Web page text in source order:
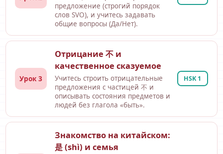
предложение (строгий порядок
слов SVO), и учитесь задавать
общие вопросы (Да/Нет).
Урок 3
Отрицание 不 и
качественное сказуемое
Учитесь строить отрицательные
предложения с частицей 不 и
описывать состояния предметов и
людей без глагола «быть».
HSK 1
Знакомство на китайском:
是 (shì) и семья